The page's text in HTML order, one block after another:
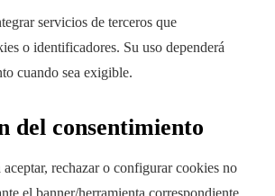
servicios de terceros que
o identificadores. Su uso dependerá
cuando sea exigible.
del consentimiento
rechazar o configurar cookies no